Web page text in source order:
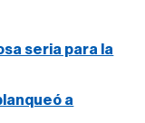
seria para la
a